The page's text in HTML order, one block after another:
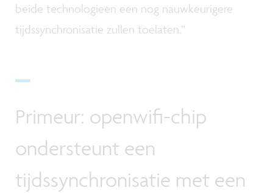
beide technologieën een nog nauwkeurigere
tijdssynchronisatie zullen toelaten.”
Primeur: openwifi-chip
ondersteunt een
tijdssynchronisatie met een